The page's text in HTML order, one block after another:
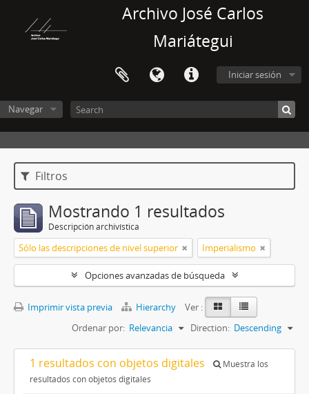
Archivo José Carlos
Mariátegui
Iniciar sesión
Navegar
Filtros
Mostrando 1 resultados
Descripción archivística
Sólo las descripciones de nivel superior Imperialismo
Opciones avanzadas de búsqueda
Imprimir vista previa Hierarchy
Ver :
Ordenar por: Relevancia Direction: Descending
1 resultados con objetos digitales
Muestra los
resultados con objetos digitales